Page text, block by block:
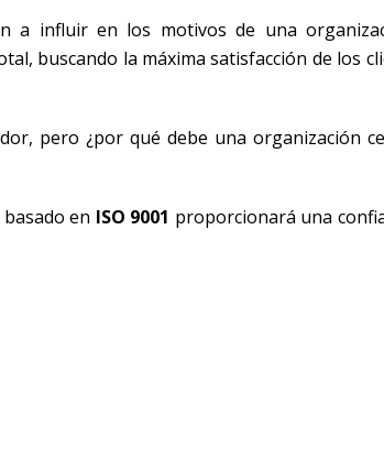
a influir en los motivos de una
buscando la máxima satisfacción de los
pero ¿por qué debe una organización
en ISO 9001 proporcionará una